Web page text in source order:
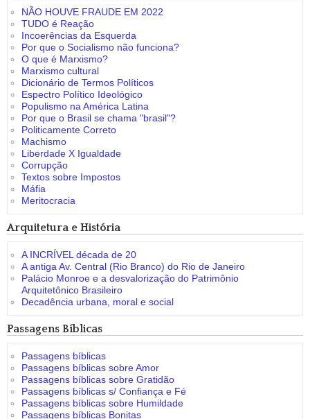
NÃO HOUVE FRAUDE EM 2022
TUDO é Reação
Incoerências da Esquerda
Por que o Socialismo não funciona?
O que é Marxismo?
Marxismo cultural
Dicionário de Termos Políticos
Espectro Político Ideológico
Populismo na América Latina
Por que o Brasil se chama "brasil"?
Politicamente Correto
Machismo
Liberdade X Igualdade
Corrupção
Textos sobre Impostos
Máfia
Meritocracia
Arquitetura e História
A INCRÍVEL década de 20
A antiga Av. Central (Rio Branco) do Rio de Janeiro
Palácio Monroe e a desvalorização do Patrimônio
Arquitetônico Brasileiro
Decadência urbana, moral e social
Passagens Bíblicas
Passagens bíblicas
Passagens bíblicas sobre Amor
Passagens bíblicas sobre Gratidão
Passagens bíblicas s/ Confiança e Fé
Passagens bíblicas sobre Humildade
Passagens bíblicas Bonitas